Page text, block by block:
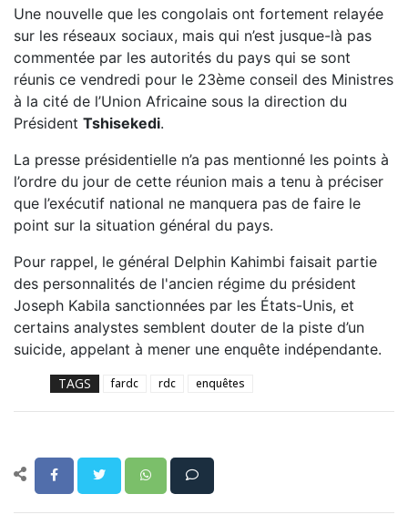
Une nouvelle que les congolais ont fortement relayée
sur les réseaux sociaux, mais qui n’est jusque-là pas
commentée par les autorités du pays qui se sont
réunis ce vendredi pour le 23ème conseil des Ministres
à la cité de l’Union Africaine sous la direction du
Président Tshisekedi.
La presse présidentielle n’a pas mentionné les points à
l’ordre du jour de cette réunion mais a tenu à préciser
que l’exécutif national ne manquera pas de faire le
point sur la situation général du pays.
Pour rappel, le général Delphin Kahimbi faisait partie
des personnalités de l'ancien régime du président
Joseph Kabila sanctionnées par les États-Unis, et
certains analystes semblent douter de la piste d’un
suicide, appelant à mener une enquête indépendante.
TAGS fardc rdc enquêtes